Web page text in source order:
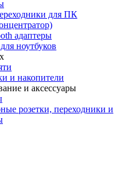
для ПК
адаптеры
ноутбуков
и накопители
и аксессуары
розетки, переходники и